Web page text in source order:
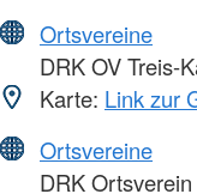
Ortsvereine
DRK OV Treis-
Karte: Link zur
Ortsvereine
DRK